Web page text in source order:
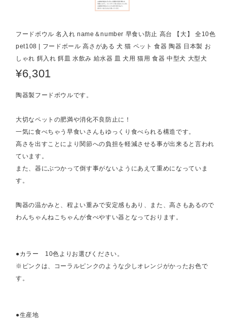
フードボウル 名入れ name＆number 早食い防止 高台 【大】 全10色
pet108 | フードボール 高さがある 犬 猫 ペット 食器 陶器 日本製 お
しゃれ 餌入れ 餌皿 水飲み 給水器 皿 犬用 猫用 食器 中型犬 大型犬
¥6,301
陶器製フードボウルです。
大切なペットの肥満や消化不良防止に！
一気に食べちゃう早食いさんもゆっくり食べられる構造です。
高さを出すことにより関節への負担を軽減させる事が出来ると言われ
ています。
また、器にぶつかって倒す事がないようにあえて重めになっていま
す。
陶器の温かみと、程よい重みで安定感もあり、また、高さもあるので
わんちゃんねこちゃんが食べやすい器となっております。
●カラー 10色よりお選びください。
※ピンクは、コーラルピンクのような少しオレンジがかったお色で
す。
●生産地